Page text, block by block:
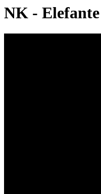
NK - Elefante